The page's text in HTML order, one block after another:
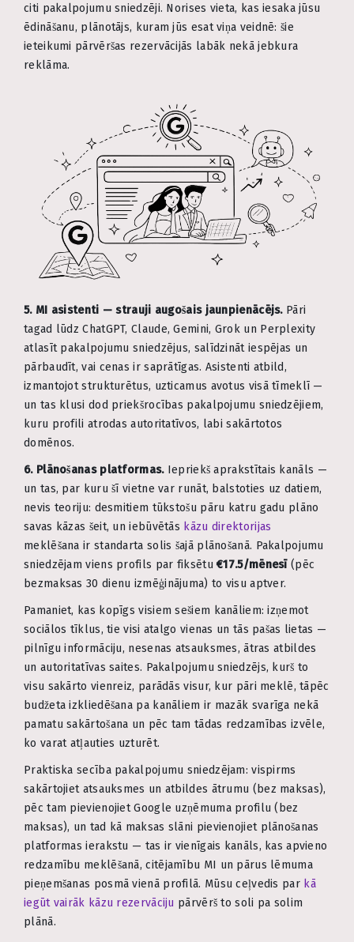
citi pakalpojumu sniedzēji. Norises vieta, kas iesaka jūsu
ēdināšanu, plānotājs, kuram jūs esat viņa veidnē: šie
ieteikumi pārvēršas rezervācijās labāk nekā jebkura
reklāma.
5. MI asistenti — strauji augošais jaunpienācējs.Pāri
tagad lūdz ChatGPT, Claude, Gemini, Grok un Perplexity
atlasīt pakalpojumu sniedzējus, salīdzināt iespējas un
pārbaudīt, vai cenas ir saprātīgas. Asistenti atbild,
izmantojot strukturētus, uzticamus avotus visā tīmeklī —
un tas klusi dod priekšrocības pakalpojumu sniedzējiem,
kuru profili atrodas autoritatīvos, labi sakārtotos
domēnos.
6. Plānošanas platformas.Iepriekš aprakstītais kanāls —
un tas, par kuru šī vietne var runāt, balstoties uz datiem,
nevis teoriju: desmitiem tūkstošu pāru katru gadu plāno
savas kāzas šeit, un iebūvētās kāzu direktorijas
meklēšana ir standarta solis šajā plānošanā. Pakalpojumu
sniedzējam viens profils par fiksētu€17.5/mēnesī(pēc
bezmaksas 30 dienu izmēģinājuma) to visu aptver.
Pamaniet, kas kopīgs visiem sešiem kanāliem: izņemot
sociālos tīklus, tie visi atalgo vienas un tās pašas lietas —
pilnīgu informāciju, nesenas atsauksmes, ātras atbildes
un autoritatīvas saites. Pakalpojumu sniedzējs, kurš to
visu sakārto vienreiz, parādās visur, kur pāri meklē, tāpēc
budžeta izkliedēšana pa kanāliem ir mazāk svarīga nekā
pamatu sakārtošana un pēc tam tādas redzamības izvēle,
ko varat atļauties uzturēt.
Praktiska secība pakalpojumu sniedzējam: vispirms
sakārtojiet atsauksmes un atbildes ātrumu (bez maksas),
pēc tam pievienojiet Google uzņēmuma profilu (bez
maksas), un tad kā maksas slāni pievienojiet plānošanas
platformas ierakstu — tas ir vienīgais kanāls, kas apvieno
redzamību meklēšanā, citējamību MI un pārus lēmuma
pieņemšanas posmā vienā profilā. Mūsu ceļvedis par kā
iegūt vairāk kāzu rezervāciju pārvērš to soli pa solim
plānā.